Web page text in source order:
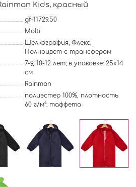
Kids, красный
gf-11729.50
Molti
Шелкография; Флекс;
Полноцвет с трансфером
7-9, 10-12 лет; в упаковке: 25x14
см
Rainman
полиэстер 100%, плотность
60 г/м²; таффета